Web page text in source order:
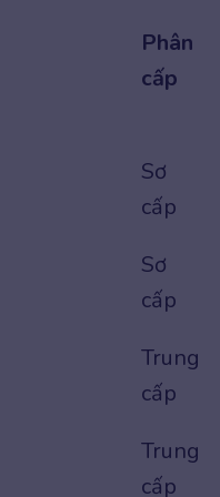
Phân
cấp
Sơ
cấp
Sơ
cấp
Trung
cấp
Trung
cấp